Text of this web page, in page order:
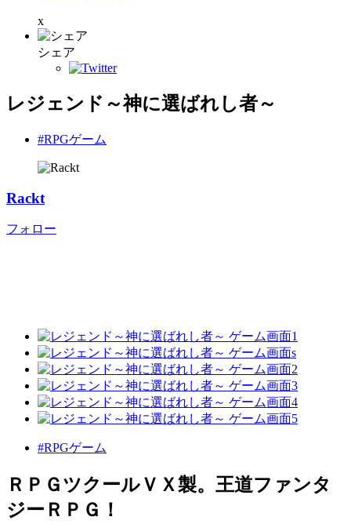
x
シェア
レジェンド～神に選ばれし者～
#RPGゲーム
Rackt
フォロー
#RPGゲーム
ＲＰＧツクールＶＸ製。王道ファンタ
ジーＲＰＧ！